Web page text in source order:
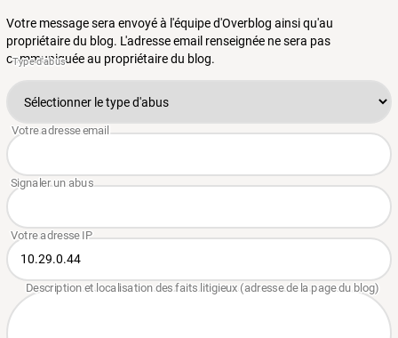
Votre message sera envoyé à l'équipe d'Overblog ainsi qu'au
propriétaire du blog. L'adresse email renseignée ne sera pas
communiquée au propriétaire du blog.